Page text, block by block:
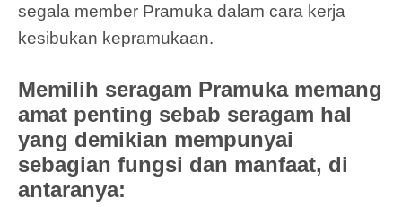
segala member Pramuka dalam cara kerja
kesibukan kepramukaan.
Memilih seragam Pramuka memang
amat penting sebab seragam hal
yang demikian mempunyai
sebagian fungsi dan manfaat, di
antaranya: